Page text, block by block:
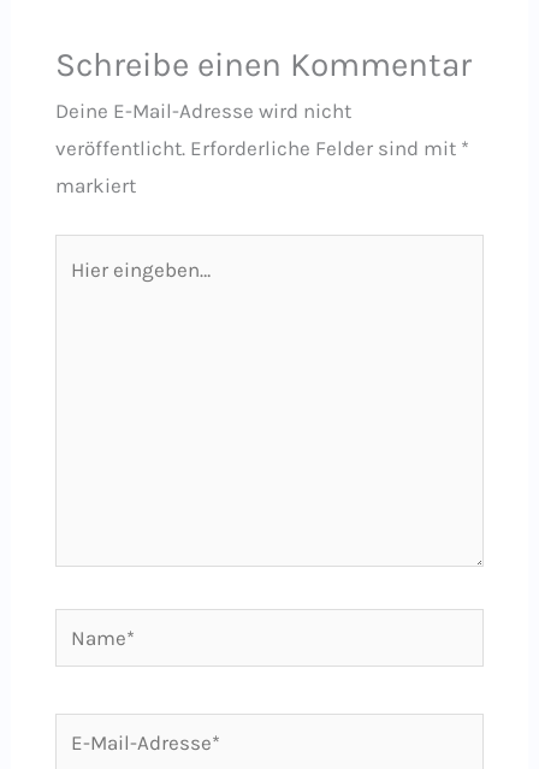
Schreibe einen Kommentar
Deine E-Mail-Adresse wird nicht
veröffentlicht. Erforderliche Felder sind mit *
markiert
eingeben…
Name*
E-